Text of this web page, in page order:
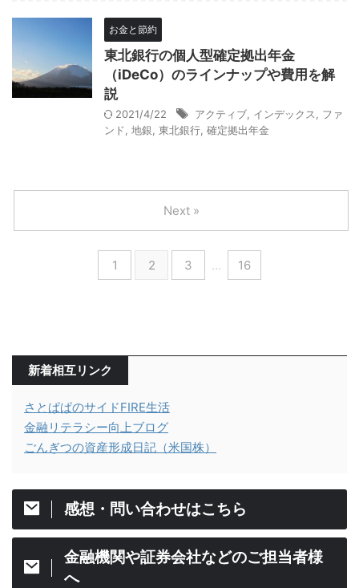
お金と節約
東北銀行の個人型確定拠出年金
（iDeCo）のラインナップや費用を解
説
2021/4/22 アクティブ インデックス
ファ
ンド
地銀 東北銀行 確定拠出年金
1 2 3 … 16
Next »
新着相互リンク
さとぱぱのサイドFIRE生活
金融リテラシー向上ブログ
ごんぎつの資産形成日記（米国株）
感想・問い合わせはこちら
金融機関や証券会社などのご担当者様
へ